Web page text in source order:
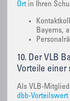
Ortin Ihren
Bayerns,
10. Der VLB
Vorteile einer
Als VLB-
dbb-Vorteilswert